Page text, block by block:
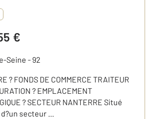
€
Seine - 92
? FONDS DE COMMERCE TRAITEUR
? EMPLACEMENT
? SECTEUR NANTERRE Situé
secteur ...